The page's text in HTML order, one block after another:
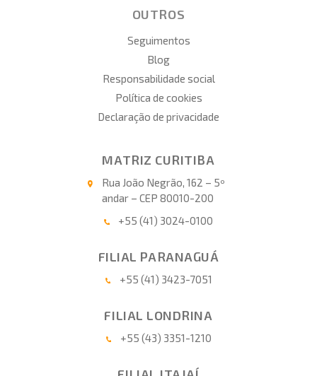
OUTROS
Seguimentos
Blog
Responsabilidade social
Política de cookies
Declaração de privacidade
MATRIZ CURITIBA
Rua João Negrão, 162 – 5º
andar – CEP 80010-200
+55 (41) 3024-0100
FILIAL PARANAGUÁ
+55 (41) 3423-7051
FILIAL LONDRINA
+55 (43) 3351-1210